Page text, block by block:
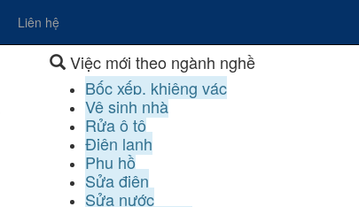
Liên hệ
Việc mới theo ngành nghề
Bốc xếp, khiêng vác
Vệ sinh nhà
Rửa ô tô
Điện lạnh
Phụ hồ
Sửa điện
Sửa nước